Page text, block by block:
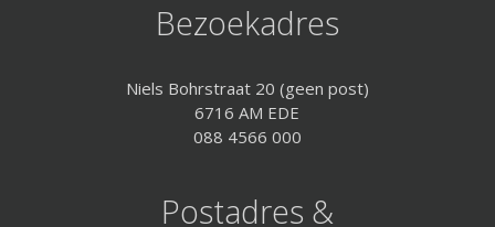
Bezoekadres
Niels Bohrstraat 20 (geen post)
6716 AM EDE
088 4566 000
Postadres &